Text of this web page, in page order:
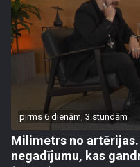
pirms 6 dienām, 3 stundām
Milimetrs no
negadījumu, kas